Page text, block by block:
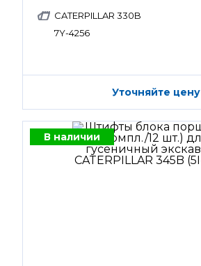
CATERPILLAR 330B
7Y-4256
Уточняйте цену
В наличии